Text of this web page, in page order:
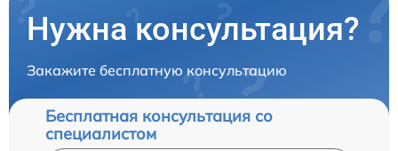
Нужна консультация?
Закажите бесплатную консультацию
Бесплатная консультация со
специалистом